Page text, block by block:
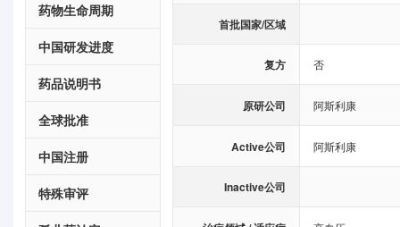
药物生命周期
中国研发进度
药品说明书
全球批准
中国注册
特殊审评
首批国家/区域
复方 否
原研公司 阿斯利康
Active公司 阿斯利康
Inactive公司